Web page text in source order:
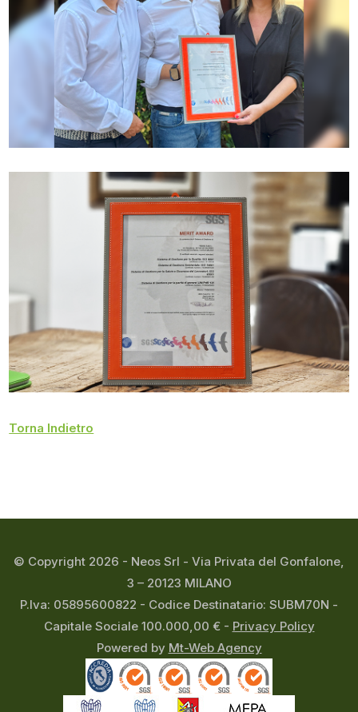
Torna Indietro
© Copyright 2026 - Neos Srl - Via Privata del Gonfalone,
3 – 20123 MILANO
P.Iva: 05895600822 - Codice Destinatario: SUBM70N -
Capitale Sociale 100.000,00 € - Privacy Policy
Powered by Mt-Web Agency